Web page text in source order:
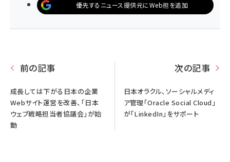
優先するニュース提供元にWeb担を追加
前の記事
成長しては下がる日本の企業
Webサイト運営を改善、「日本
ウェブ戦略担当者協議会」が始
動
次の記事
日本オラクル、ソーシャルメディ
ア管理「Oracle Social Cloud」
が「LinkedIn」をサポート